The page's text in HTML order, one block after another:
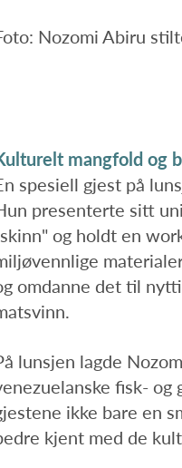
Nozomi Abiru
mangfold og
spesiell gjest på
presenterte sitt
og holdt en
omdanne det til
lunsjen lagde
fisk- og
ikke bare en
kjent med de